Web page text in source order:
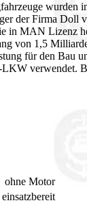
der Firma Doll
MAN Lizenz
von 1,5
für den
verwendet.
ohne Motor